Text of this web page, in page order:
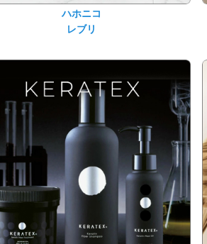
ハホニコ
レブリ